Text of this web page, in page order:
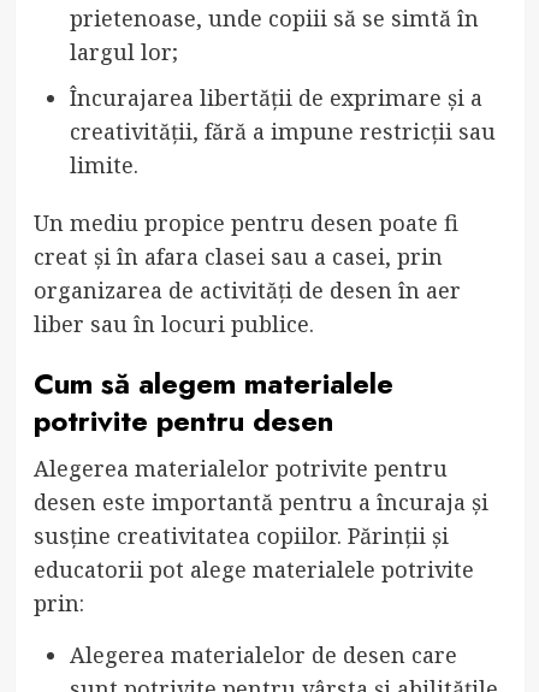
prietenoase, unde copiii să se simtă în
largul lor;
Încurajarea libertății de exprimare și a
creativității, fără a impune restricții sau
limite.
Un mediu propice pentru desen poate fi
creat și în afara clasei sau a casei, prin
organizarea de activități de desen în aer
liber sau în locuri publice.
Cum să alegem materialele
potrivite pentru desen
Alegerea materialelor potrivite pentru
desen este importantă pentru a încuraja și
susține creativitatea copiilor. Părinții și
educatorii pot alege materialele potrivite
prin:
Alegerea materialelor de desen care